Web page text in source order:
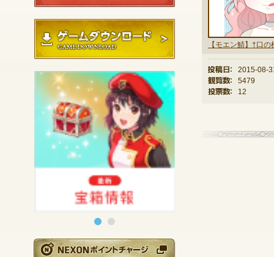
ゲームダウンロード
投稿日：
2015-08-
観覧数：
5479
投票数：
12